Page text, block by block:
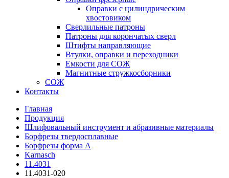
Оправки с цилиндрическим
хвостовиком
Сверлильные патроны
Патроны для корончатых сверл
Штифты направляющие
Втулки, оправки и переходники
Емкости для СОЖ
Магнитные стружкосборники
СОЖ
Контакты
Главная
Продукция
Шлифовальный инструмент и абразивные материалы
Борфрезы твердосплавные
Борфрезы форма A
Karnasch
11.4031
11.4031-020